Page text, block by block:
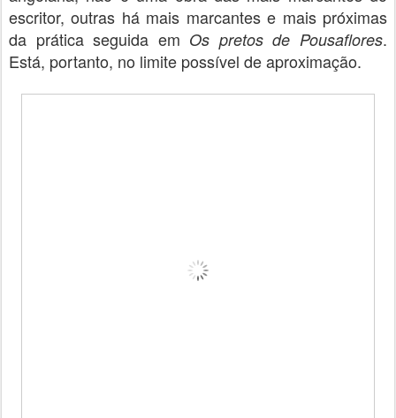
escritor, outras há mais marcantes e mais próximas
da prática seguida em Os pretos de Pousaflores.
Está, portanto, no limite possível de aproximação.